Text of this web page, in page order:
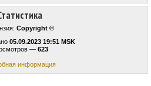
Copyright ©
05.09.2023 19:51 MSK
— 623
информация